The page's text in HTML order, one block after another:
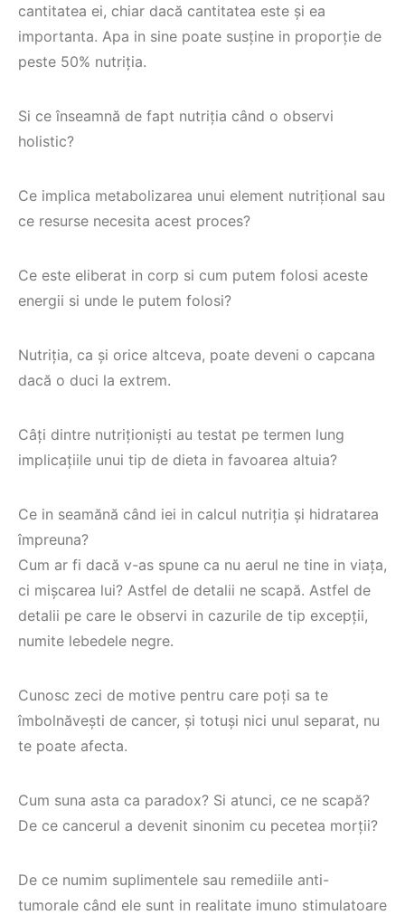
cantitatea ei, chiar dacă cantitatea este și ea
importanta. Apa in sine poate susține in proporție de
peste 50% nutriția.
Si ce înseamnă de fapt nutriția când o observi
holistic?
Ce implica metabolizarea unui element nutrițional sau
ce resurse necesita acest proces?
Ce este eliberat in corp si cum putem folosi aceste
energii si unde le putem folosi?
Nutriția, ca și orice altceva, poate deveni o capcana
dacă o duci la extrem.
Câți dintre nutriționiști au testat pe termen lung
implicațiile unui tip de dieta in favoarea altuia?
Ce in seamănă când iei in calcul nutriția și hidratarea
împreuna?
Cum ar fi dacă v-as spune ca nu aerul ne tine in viața,
ci mișcarea lui? Astfel de detalii ne scapă. Astfel de
detalii pe care le observi in cazurile de tip excepții,
numite lebedele negre.
Cunosc zeci de motive pentru care poți sa te
îmbolnăvești de cancer, și totuși nici unul separat, nu
te poate afecta.
Cum suna asta ca paradox? Si atunci, ce ne scapă?
De ce cancerul a devenit sinonim cu pecetea morții?
De ce numim suplimentele sau remediile anti-
tumorale când ele sunt in realitate imuno stimulatoare